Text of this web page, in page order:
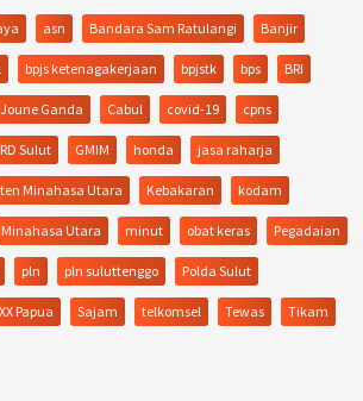
asn Bandara Sam Ratulangi Banjir
bpjs ketenagakerjaan bpjstk bps BRI
Ganda Cabul covid-19 cpns
Sulut GMIM honda jasa raharja
Minahasa Utara Kebakaran kodam
Minahasa Utara minut obat keras Pegadaian
pln pln suluttenggo Polda Sulut
Papua Sajam telkomsel Tewas Tikam